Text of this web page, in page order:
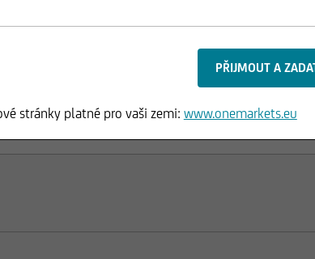
stránky platné pro vaši zemi: www.onemarkets.eu